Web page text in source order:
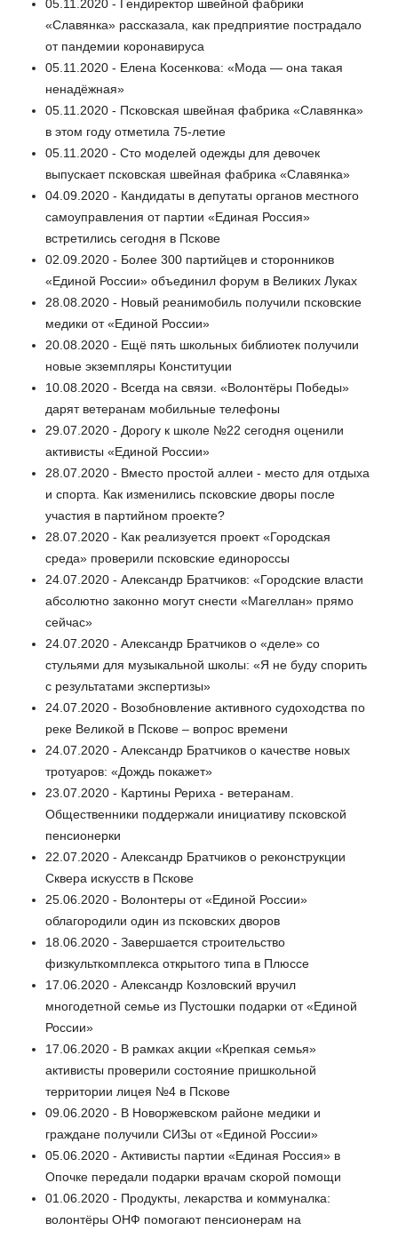
05.11.2020 - Гендиректор швейной фабрики
«Славянка» рассказала, как предприятие пострадало
от пандемии коронавируса
05.11.2020 - Елена Косенкова: «Мода — она такая
ненадёжная»
05.11.2020 - Псковская швейная фабрика «Славянка»
в этом году отметила 75-летие
05.11.2020 - Сто моделей одежды для девочек
выпускает псковская швейная фабрика «Славянка»
04.09.2020 - Кандидаты в депутаты органов местного
самоуправления от партии «Единая Россия»
встретились сегодня в Пскове
02.09.2020 - Более 300 партийцев и сторонников
«Единой России» объединил форум в Великих Луках
28.08.2020 - Новый реанимобиль получили псковские
медики от «Единой России»
20.08.2020 - Ещё пять школьных библиотек получили
новые экземпляры Конституции
10.08.2020 - Всегда на связи. «Волонтёры Победы»
дарят ветеранам мобильные телефоны
29.07.2020 - Дорогу к школе №22 сегодня оценили
активисты «Единой России»
28.07.2020 - Вместо простой аллеи - место для отдыха
и спорта. Как изменились псковские дворы после
участия в партийном проекте?
28.07.2020 - Как реализуется проект «Городская
среда» проверили псковские единороссы
24.07.2020 - Александр Братчиков: «Городские власти
абсолютно законно могут снести «Магеллан» прямо
сейчас»
24.07.2020 - Александр Братчиков о «деле» со
стульями для музыкальной школы: «Я не буду спорить
с результатами экспертизы»
24.07.2020 - Возобновление активного судоходства по
реке Великой в Пскове – вопрос времени
24.07.2020 - Александр Братчиков о качестве новых
тротуаров: «Дождь покажет»
23.07.2020 - Картины Рериха - ветеранам.
Общественники поддержали инициативу псковской
пенсионерки
22.07.2020 - Александр Братчиков о реконструкции
Сквера искусств в Пскове
25.06.2020 - Волонтеры от «Единой России»
облагородили один из псковских дворов
18.06.2020 - Завершается строительство
физкульткомплекса открытого типа в Плюссе
17.06.2020 - Александр Козловский вручил
многодетной семье из Пустошки подарки от «Единой
России»
17.06.2020 - В рамках акции «Крепкая семья»
активисты проверили состояние пришкольной
территории лицея №4 в Пскове
09.06.2020 - В Новоржевском районе медики и
граждане получили СИЗы от «Единой России»
05.06.2020 - Активисты партии «Единая Россия» в
Опочке передали подарки врачам скорой помощи
01.06.2020 - Продукты, лекарства и коммуналка:
волонтёры ОНФ помогают пенсионерам на